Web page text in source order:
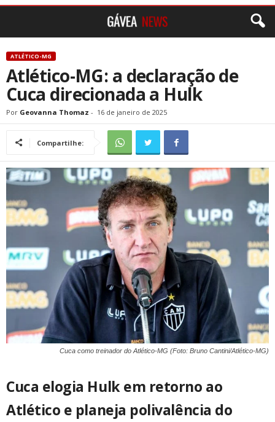
ATLÉTICO-MG
Atlético-MG: a declaração de
Cuca direcionada a Hulk
Por Geovanna Thomaz - 16 de janeiro de 2025
Compartilhe:
Cuca como treinador do Atlético-MG (Foto: Bruno Cantini/Atlético-MG)
Cuca elogia Hulk em retorno ao
Atlético e planeja polivalência do